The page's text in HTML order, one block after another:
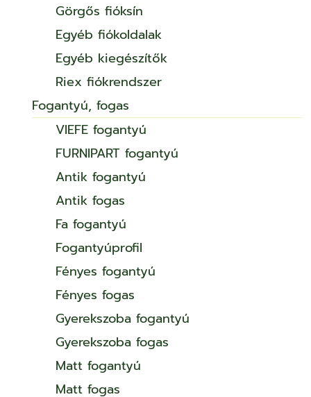
Görgős fióksín
Egyéb fiókoldalak
Egyéb kiegészítők
Riex fiókrendszer
Fogantyú, fogas
VIEFE fogantyú
FURNIPART fogantyú
Antik fogantyú
Antik fogas
Fa fogantyú
Fogantyúprofil
Fényes fogantyú
Fényes fogas
Gyerekszoba fogantyú
Gyerekszoba fogas
Matt fogantyú
Matt fogas